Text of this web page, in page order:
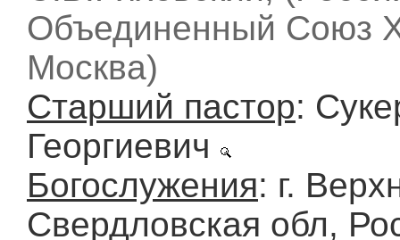
Объединенный Союз
Москва)
Старший пастор:
Георгиевич
Богослужения: г.
Свердловская обл,